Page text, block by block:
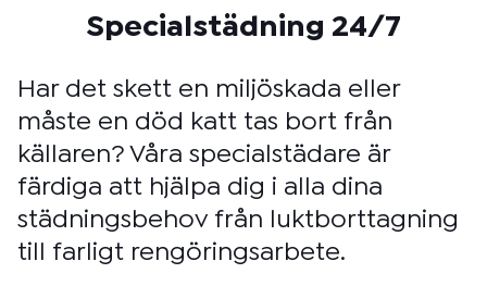
Specialstädning 24/7
Har det skett en miljöskada eller
måste en död katt tas bort från
källaren? Våra specialstädare är
färdiga att hjälpa dig i alla dina
städningsbehov från luktborttagning
till farligt rengöringsarbete.